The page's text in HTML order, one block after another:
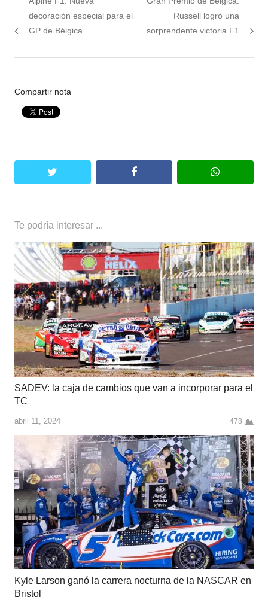
entradas
anterior:
decoración especial para el
GP de Bélgica
Russell logró una
sorprendente victoria F1
Compartir nota
facebook whatsapp
Te podría interesar ...
SADEV: la caja de cambios que van a incorporar para el
TC
abril 11, 2024 478
Kyle Larson ganó la carrera nocturna de la NASCAR en
Bristol